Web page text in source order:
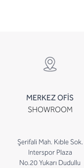
MERKEZ OFİS
SHOWROOM
Şerifali Mah. Kıble Sok.
Interspor Plaza
No.20 Yukarı Dudullu